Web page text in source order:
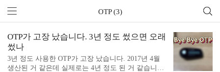
OTP (3)
OTP가 고장 났습니다. 3년 정도 썼으면 오래
썼나
3년 정도 사용한 OTP가 고장 났습니다. 2017년 4월
생산된 거 같은데 실제로는 4년 정도 된 거 같습니다.